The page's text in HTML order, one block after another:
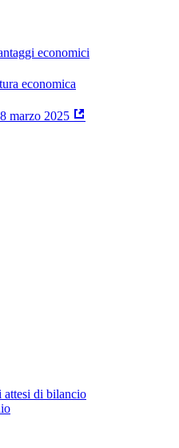
economici
economica
marzo 2025
attesi di bilancio